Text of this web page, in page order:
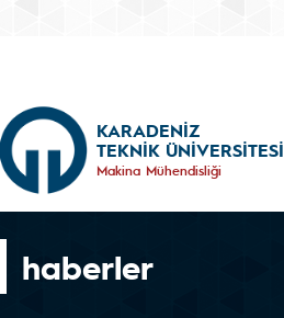
KARADENİZ
TEKNİK ÜNİVERSİTESİ
Makina Mühendisliği
haberler